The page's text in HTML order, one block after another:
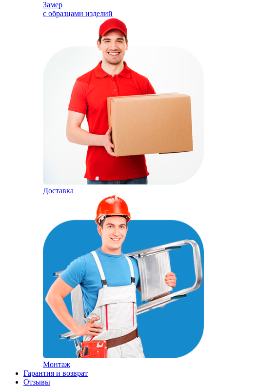
Замер
с образцами изделий
Доставка
Монтаж
Гарантия и возврат
Отзывы